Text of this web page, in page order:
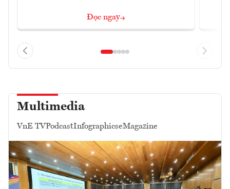
Đọc ngay
Multimedia
VnE TVPodcastInfographicseMagazine